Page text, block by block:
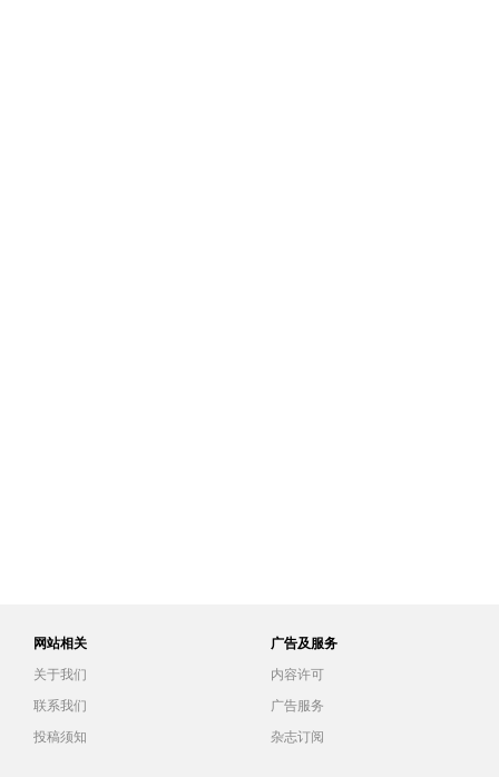
网站相关
关于我们
联系我们
投稿须知
广告及服务
内容许可
广告服务
杂志订阅